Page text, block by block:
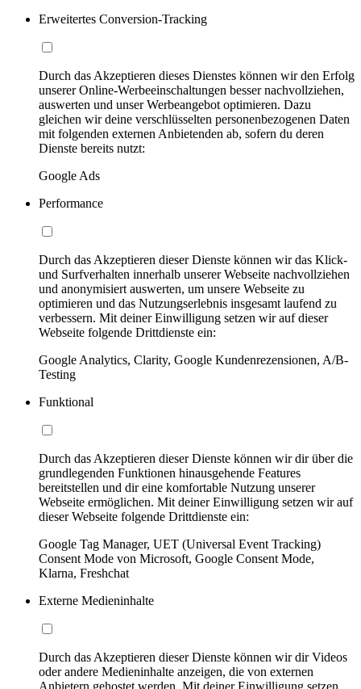
Erweitertes Conversion-Tracking
Durch das Akzeptieren dieses Dienstes können wir den Erfolg
unserer Online-Werbeeinschaltungen besser nachvollziehen,
auswerten und unser Werbeangebot optimieren. Dazu
gleichen wir deine verschlüsselten personenbezogenen Daten
mit folgenden externen Anbietenden ab, sofern du deren
Dienste bereits nutzt:
Google Ads
Performance
Durch das Akzeptieren dieser Dienste können wir das Klick-
und Surfverhalten innerhalb unserer Webseite nachvollziehen
und anonymisiert auswerten, um unsere Webseite zu
optimieren und das Nutzungserlebnis insgesamt laufend zu
verbessern. Mit deiner Einwilligung setzen wir auf dieser
Webseite folgende Drittdienste ein:
Google Analytics, Clarity, Google Kundenrezensionen, A/B-
Testing
Funktional
Durch das Akzeptieren dieser Dienste können wir dir über die
grundlegenden Funktionen hinausgehende Features
bereitstellen und dir eine komfortable Nutzung unserer
Webseite ermöglichen. Mit deiner Einwilligung setzen wir auf
dieser Webseite folgende Drittdienste ein:
Google Tag Manager, UET (Universal Event Tracking)
Consent Mode von Microsoft, Google Consent Mode,
Klarna, Freshchat
Externe Medieninhalte
Durch das Akzeptieren dieser Dienste können wir dir Videos
oder andere Medieninhalte anzeigen, die von externen